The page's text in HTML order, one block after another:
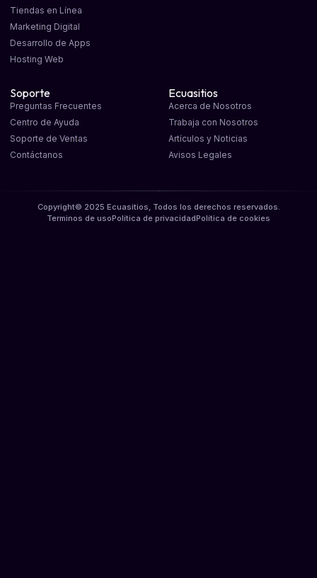
Tiendas en Línea
Marketing Digital
Desarrollo de Apps
Hosting Web
Soporte
Preguntas Frecuentes
Centro de Ayuda
Soporte de Ventas
Contáctanos
Ecuasitios
Acerca de Nosotros
Trabaja con Nosotros
Artículos y Noticias
Avisos Legales
Copyright© 2025 Ecuasitios, Todos los derechos reservados.
Terminos de usoPolítica de privacidadPolítica de cookies